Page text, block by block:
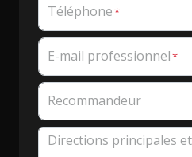
Téléphone
E-mail professionnel
Recommandeur
Directions principales